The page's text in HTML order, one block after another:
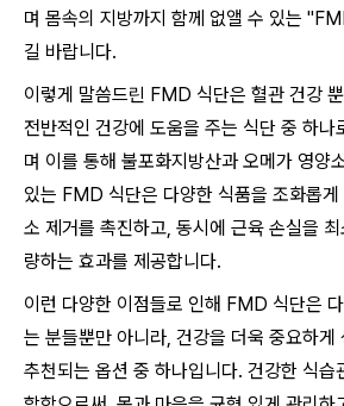
며 몸속의 지방까지 함께 없앨 수 있는
길 바랍니다.
이렇게 말씀드린 FMD 식단은 혈관 건강
전반적인 건강에 도움을 주는 식단 중 하나
며 이를 통해 불포화지방산과 오메가 영양
있는 FMD 식단은 다양한 식품을 조화롭
소 제거를 촉진하고, 동시에 근육 손실을
량하는 효과를 제공합니다.
이런 다양한 이점들로 인해 FMD 식단은
는 분들뿐만 아니라, 건강을 더욱 중요하게
추천되는 옵션 중 하나입니다. 건강한 식습